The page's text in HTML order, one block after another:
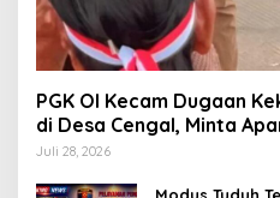
PGK OI Kecam Dugaan
di Desa Cengal, Minta
Jika Terbukti
Juli 28, 2026
Modus Tuduh